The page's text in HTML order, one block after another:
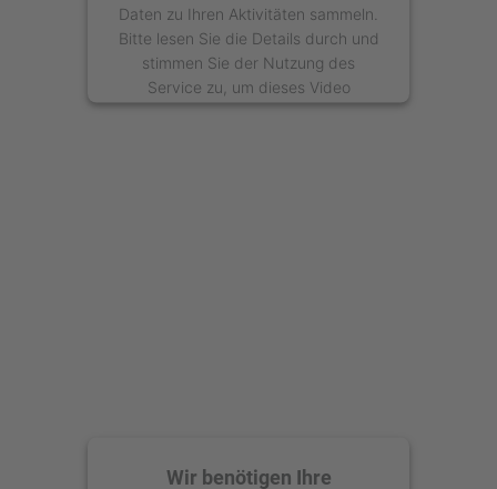
Daten zu Ihren Aktivitäten sammeln.
Bitte lesen Sie die Details durch und
stimmen Sie der Nutzung des
Service zu, um dieses Video
anzusehen.
Wir benötigen Ihre